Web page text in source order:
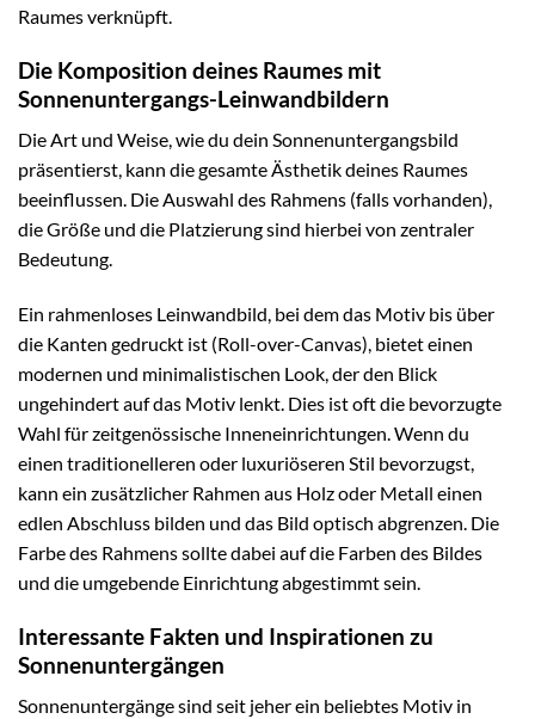
Raumes verknüpft.
Die Komposition deines Raumes mit
Sonnenuntergangs-Leinwandbildern
Die Art und Weise, wie du dein Sonnenuntergangsbild
präsentierst, kann die gesamte Ästhetik deines Raumes
beeinflussen. Die Auswahl des Rahmens (falls vorhanden),
die Größe und die Platzierung sind hierbei von zentraler
Bedeutung.
Ein rahmenloses Leinwandbild, bei dem das Motiv bis über
die Kanten gedruckt ist (Roll-over-Canvas), bietet einen
modernen und minimalistischen Look, der den Blick
ungehindert auf das Motiv lenkt. Dies ist oft die bevorzugte
Wahl für zeitgenössische Inneneinrichtungen. Wenn du
einen traditionelleren oder luxuriöseren Stil bevorzugst,
kann ein zusätzlicher Rahmen aus Holz oder Metall einen
edlen Abschluss bilden und das Bild optisch abgrenzen. Die
Farbe des Rahmens sollte dabei auf die Farben des Bildes
und die umgebende Einrichtung abgestimmt sein.
Interessante Fakten und Inspirationen zu
Sonnenuntergängen
Sonnenuntergänge sind seit jeher ein beliebtes Motiv in